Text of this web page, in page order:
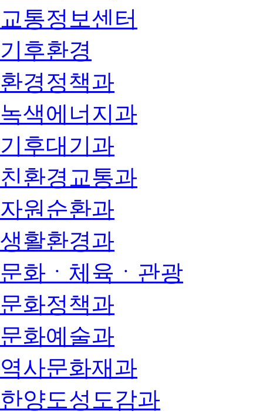
교통정보센터
기후환경
환경정책과
녹색에너지과
기후대기과
친환경교통과
자원순환과
생활환경과
문화ㆍ체육ㆍ관광
문화정책과
문화예술과
역사문화재과
한양도성도감과